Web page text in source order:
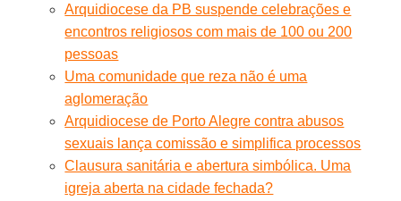
Arquidiocese da PB suspende celebrações e
encontros religiosos com mais de 100 ou 200
pessoas
Uma comunidade que reza não é uma
aglomeração
Arquidiocese de Porto Alegre contra abusos
sexuais lança comissão e simplifica processos
Clausura sanitária e abertura simbólica. Uma
igreja aberta na cidade fechada?